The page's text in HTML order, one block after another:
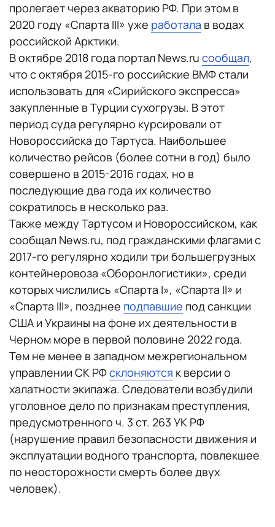
пролегает через акваторию РФ. При этом в
2020 году «Спарта III» уже работала в водах
российской Арктики.
В октябре 2018 года портал News.ru cообщал,
что с октября 2015-го российские ВМФ стали
использовать для «Сирийского экспресса»
закупленные в Турции сухогрузы. В этот
период суда регулярно курсировали от
Новороссийска до Тартуса. Наибольшее
количество рейсов (более сотни в год) было
совершено в 2015-2016 годах, но в
последующие два года их количество
сократилось в несколько раз.
Также между Тартусом и Новороссийском, как
сообщал News.ru, под гражданскими флагами с
2017-го регулярно ходили три большегрузных
контейнеровоза «Оборонлогистики», среди
которых числились «Спарта I», «Спарта II» и
«Спарта III», позднее подпавшие под санкции
США и Украины на фоне их деятельности в
Черном море в первой половине 2022 года.
Тем не менее в западном межрегиональном
управлении СК РФсклоняются к версии о
халатности экипажа. Следователи возбудили
уголовное дело по признакам преступления,
предусмотренного ч. 3 ст. 263 УК РФ
(нарушение правил безопасности движения и
эксплуатации водного транспорта, повлекшее
по неосторожности смерть более двух
человек).